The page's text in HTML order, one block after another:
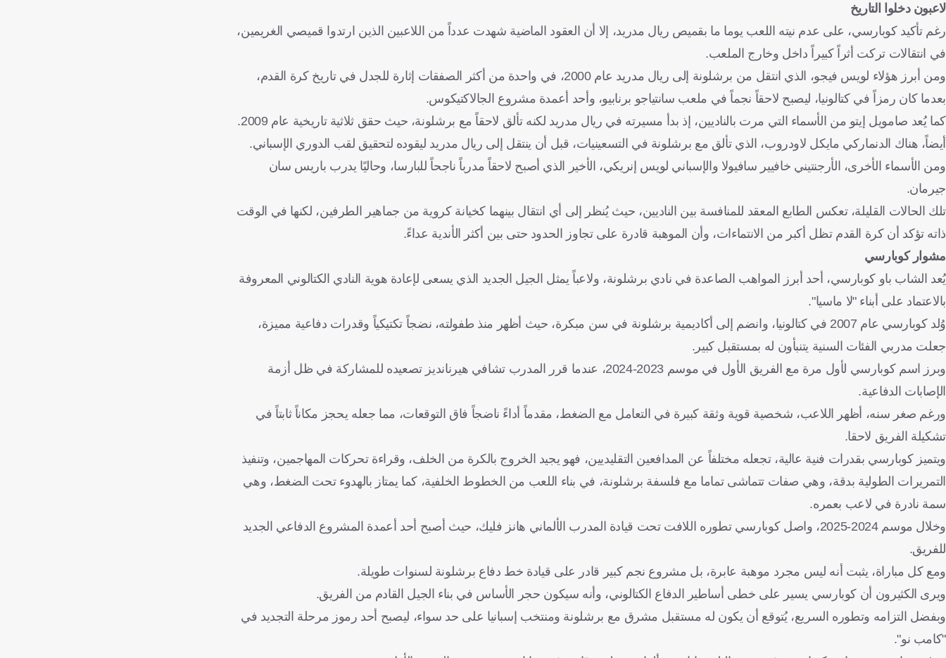
لاعبون دخلوا التاريخ
رغم تأكيد كوبارسي، على عدم نيته اللعب يوما ما بقميص ريال مدريد، إلا أن العقود الماضية شهدت عدداً من اللاعبين الذين ارتدوا قميصي الغريمين،
في انتقالات تركت أثراً كبيراً داخل وخارج الملعب.
ومن أبرز هؤلاء لويس فيجو، الذي انتقل من برشلونة إلى ريال مدريد عام 2000، في واحدة من أكثر الصفقات إثارة للجدل في تاريخ كرة القدم،
بعدما كان رمزاً في كتالونيا، ليصبح لاحقاً نجماً في ملعب سانتياجو برنابيو، وأحد أعمدة مشروع الجالاكتيكوس.
كما يُعد صامويل إيتو من الأسماء التي مرت بالناديين، إذ بدأ مسيرته في ريال مدريد لكنه تألق لاحقاً مع برشلونة، حيث حقق ثلاثية تاريخية عام 2009.
أيضاً، هناك الدنماركي مايكل لاودروب، الذي تألق مع برشلونة في التسعينيات، قبل أن ينتقل إلى ريال مدريد ليقوده لتحقيق لقب الدوري الإسباني.
ومن الأسماء الأخرى، الأرجنتيني خافيير سافيولا والإسباني لويس إنريكي، الأخير الذي أصبح لاحقاً مدرباً ناجحاً للبارسا، وحاليًا يدرب باريس سان
جيرمان.
تلك الحالات القليلة، تعكس الطابع المعقد للمنافسة بين الناديين، حيث يُنظر إلى أي انتقال بينهما كخيانة كروية من جماهير الطرفين، لكنها في الوقت
ذاته تؤكد أن كرة القدم تظل أكبر من الانتماءات، وأن الموهبة قادرة على تجاوز الحدود حتى بين أكثر الأندية عداءً.
مشوار كوبارسي
يُعد الشاب باو كوبارسي، أحد أبرز المواهب الصاعدة في نادي برشلونة، ولاعباً يمثل الجيل الجديد الذي يسعى لإعادة هوية النادي الكتالوني المعروفة
بالاعتماد على أبناء "لا ماسيا".
وُلد كوبارسي عام 2007 في كتالونيا، وانضم إلى أكاديمية برشلونة في سن مبكرة، حيث أظهر منذ طفولته، نضجاً تكتيكياً وقدرات دفاعية مميزة،
جعلت مدربي الفئات السنية يتنبأون له بمستقبل كبير.
وبرز اسم كوبارسي لأول مرة مع الفريق الأول في موسم 2023-2024، عندما قرر المدرب تشافي هيرنانديز تصعيده للمشاركة في ظل أزمة
الإصابات الدفاعية.
ورغم صغر سنه، أظهر اللاعب، شخصية قوية وثقة كبيرة في التعامل مع الضغط، مقدماً أداءً ناضجاً فاق التوقعات، مما جعله يحجز مكاناً ثابتاً في
تشكيلة الفريق لاحقا.
ويتميز كوبارسي بقدرات فنية عالية، تجعله مختلفاً عن المدافعين التقليديين، فهو يجيد الخروج بالكرة من الخلف، وقراءة تحركات المهاجمين، وتنفيذ
التمريرات الطولية بدقة، وهي صفات تتماشى تماما مع فلسفة برشلونة، في بناء اللعب من الخطوط الخلفية، كما يمتاز بالهدوء تحت الضغط، وهي
سمة نادرة في لاعب بعمره.
وخلال موسم 2024-2025، واصل كوبارسي تطوره اللافت تحت قيادة المدرب الألماني هانز فليك، حيث أصبح أحد أعمدة المشروع الدفاعي الجديد
للفريق.
ومع كل مباراة، يثبت أنه ليس مجرد موهبة عابرة، بل مشروع نجم كبير قادر على قيادة خط دفاع برشلونة لسنوات طويلة.
ويرى الكثيرون أن كوبارسي يسير على خطى أساطير الدفاع الكتالوني، وأنه سيكون حجر الأساس في بناء الجيل القادم من الفريق.
وبفضل التزامه وتطوره السريع، يُتوقع أن يكون له مستقبل مشرق مع برشلونة ومنتخب إسبانيا على حد سواء، ليصبح أحد رموز مرحلة التجديد في
"كامب نو".